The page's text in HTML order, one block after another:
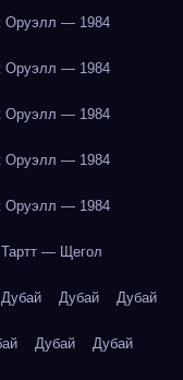
Оруэлл — 1984
Оруэлл — 1984
Оруэлл — 1984
Оруэлл — 1984
Оруэлл — 1984
— Щегол
Дубай Дубай Дубай
Дубай Дубай